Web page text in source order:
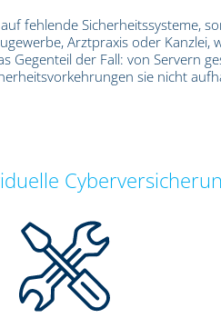
fehlende Sicherheitssysteme,
Arztpraxis oder Kanzlei,
Gegenteil der Fall: von Servern
sie nicht